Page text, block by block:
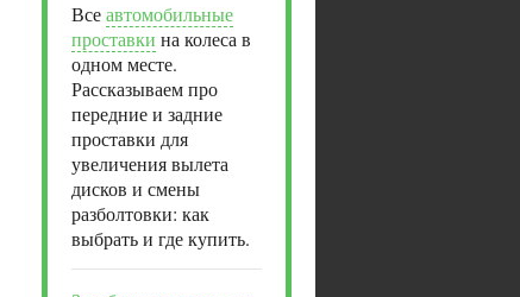
Всеавтомобильные
проставки на колеса в
одном месте.
Рассказываем про
передние и задние
проставки для
увеличения вылета
дисков и смены
разболтовки: как
выбрать и где купить.